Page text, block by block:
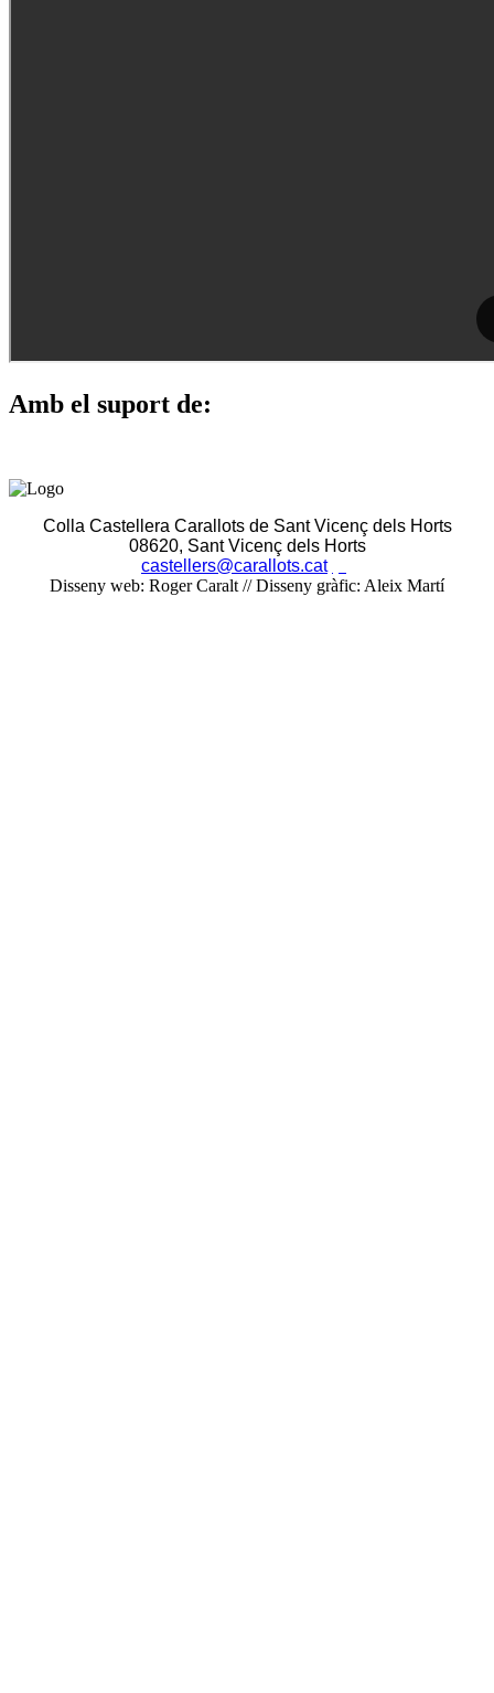
Amb el suport de:
Colla Castellera Carallots de Sant Vicenç dels Horts
08620, Sant Vicenç dels Horts
castellers@carallots.cat
Disseny web: Roger Caralt // Disseny gràfic: Aleix Martí